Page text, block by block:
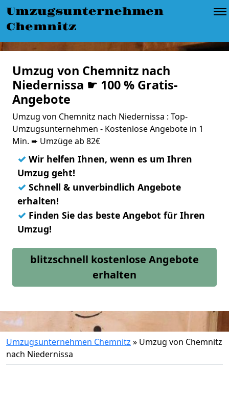
Umzugsunternehmen
Chemnitz
Umzug von Chemnitz nach
Niedernissa ☛ 100 % Gratis-
Angebote
Umzug von Chemnitz nach Niedernissa : Top-
Umzugsunternehmen - Kostenlose Angebote in 1
Min. ➨ Umzüge ab 82€
✓ Wir helfen Ihnen, wenn es um Ihren
Umzug geht!
✓ Schnell & unverbindlich Angebote
erhalten!
✓ Finden Sie das beste Angebot für Ihren
Umzug!
blitzschnell kostenlose Angebote
erhalten
Umzugsunternehmen Chemnitz » Umzug von Chemnitz
nach Niedernissa